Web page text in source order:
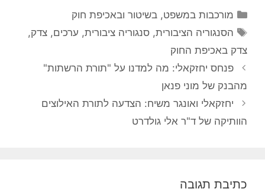
קטגוריות
מורכבות במשפט, בשיטור ובאכיפת חוק
תגיות
הסנגוריה הציבורית,סנגוריה ציבורית, ערכים,צדק,
צדק באכיפת החוק
פנחס יחזקאלי: מה למדנו על "תורת הרשתות"
מהבנק של מוני פנאן
יחזקאלי ואונגר משיח: הצדעה לתורת האילוצים
הוותיקה של ד"ר אלי גולדרט
כתיבת תגובה